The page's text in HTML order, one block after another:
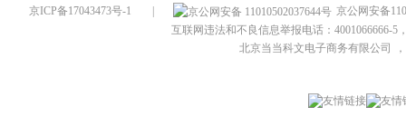
京ICP备17043473号-1
京公网安备
互联网违法和不良信息举报电话：4001066666-5
北京当当科文电子商务有限公司